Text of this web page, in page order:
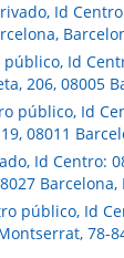
Id
Id
206, 08005
público, Id
08011
Id Centro:
Barcelona,
público, Id
78-